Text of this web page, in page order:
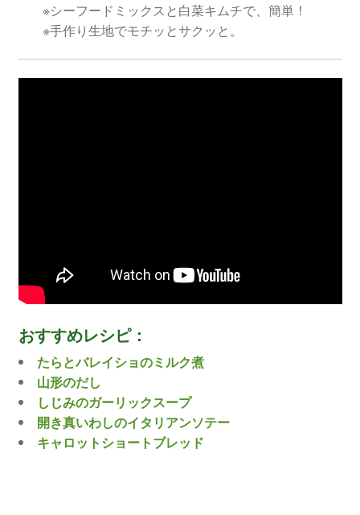
※シーフードミックスと白菜キムチで、簡単！
※手作り生地でモチッとサクッと。
おすすめレシピ：
たらとバレイショのミルク煮
山形のだし
しじみのガーリックスープ
開き真いわしのイタリアンソテー
キャロットショートブレッド